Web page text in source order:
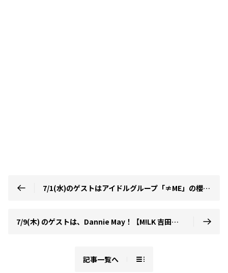
7/1(水)のゲストはアイドルグループ「≠ME」の櫻井ももさんと鈴木瞳美さんです！【矢吹奈子のレコメン！】
7/9(木) のゲストは、Dannie May！【M!LK 吉田仁人のレコメン！】
記事一覧へ